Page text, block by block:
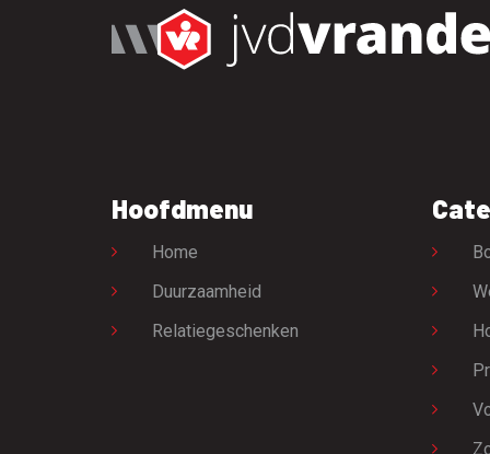
Hoofdmenu
Home
Duurzaamheid
Relatiegeschenken